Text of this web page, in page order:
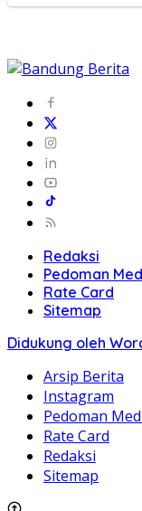
Redaksi
Pedoman
Rate Card
Sitemap
Didukung oleh
Arsip Berita
Instagram
Pedoman
Rate Card
Redaksi
Sitemap